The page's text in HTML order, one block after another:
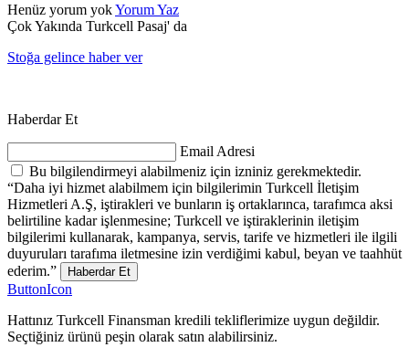
Henüz yorum yokYorum Yaz
Çok Yakında Turkcell Pasaj' da
Stoğa gelince haber ver
Haberdar Et
Email Adresi
Bu bilgilendirmeyi alabilmeniz için izniniz gerekmektedir.
“Daha iyi hizmet alabilmem için bilgilerimin Turkcell İletişim
Hizmetleri A.Ş, iştirakleri ve bunların iş ortaklarınca, tarafımca aksi
belirtiline kadar işlenmesine; Turkcell ve iştiraklerinin iletişim
bilgilerimi kullanarak, kampanya, servis, tarife ve hizmetleri ile ilgili
duyuruları tarafıma iletmesine izin verdiğimi kabul, beyan ve taahhüt
ederim.”
Haberdar Et
ButtonIcon
Hattınız Turkcell Finansman kredili tekliflerimize uygun değildir.
Seçtiğiniz ürünü peşin olarak satın alabilirsiniz.